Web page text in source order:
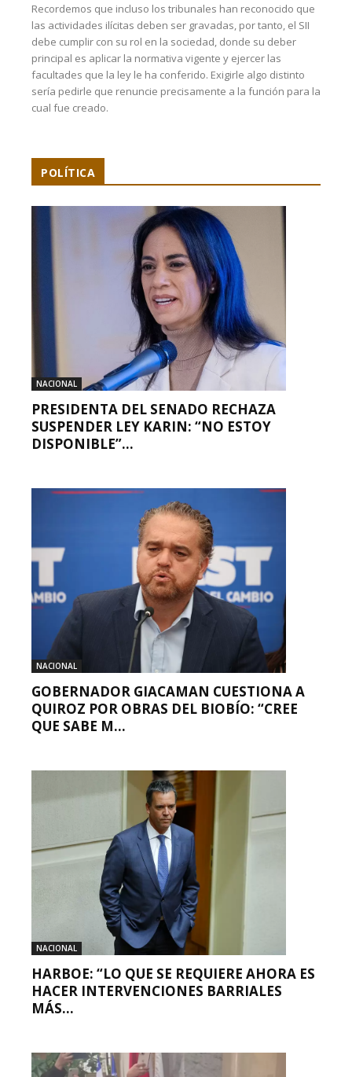
Recordemos que incluso los tribunales han reconocido que
las actividades ilícitas deben ser gravadas, por tanto, el SII
debe cumplir con su rol en la sociedad, donde su deber
principal es aplicar la normativa vigente y ejercer las
facultades que la ley le ha conferido. Exigirle algo distinto
sería pedirle que renuncie precisamente a la función para la
cual fue creado.
POLÍTICA
NACIONAL
PRESIDENTA DEL SENADO RECHAZA
SUSPENDER LEY KARIN: “NO ESTOY
DISPONIBLE”...
NACIONAL
GOBERNADOR GIACAMAN CUESTIONA A
QUIROZ POR OBRAS DEL BIOBÍO: “CREE
QUE SABE M...
NACIONAL
HARBOE: “LO QUE SE REQUIERE AHORA ES
HACER INTERVENCIONES BARRIALES
MÁS...